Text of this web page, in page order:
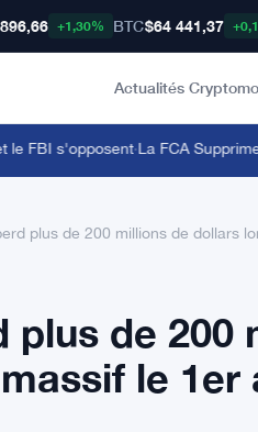
+1,30% BTC$64 441,37
Actualités
s'opposent·La FCA Supprime
plus de 200 millions de dollars
de 200
le 1er